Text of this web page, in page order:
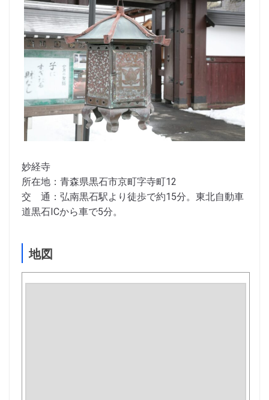
妙経寺
所在地：青森県黒石市京町字寺町12
交 通：弘南黒石駅より徒歩で約15分。東北自動車
道黒石ICから車で5分。
地図